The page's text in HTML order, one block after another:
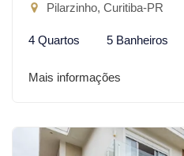
Pilarzinho, Curitiba-PR
4 Quartos 5 Banheiros
Mais informações